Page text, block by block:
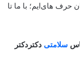
حرف های‌ایم؛ با ما تا
سلامتی دکتردکتر